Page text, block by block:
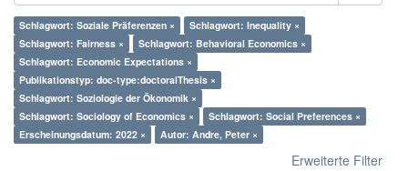
Schlagwort: Soziale Präferenzen ×
Schlagwort: Inequality ×
Schlagwort: Fairness ×
Schlagwort: Behavioral Economics ×
Schlagwort: Economic Expectations ×
Publikationstyp: doc-type:doctoralThesis ×
Schlagwort: Soziologie der Ökonomik ×
Schlagwort: Sociology of Economics ×
Schlagwort: Social Preferences ×
Erscheinungsdatum: 2022 ×
Autor: Andre, Peter ×
Erweiterte Filter